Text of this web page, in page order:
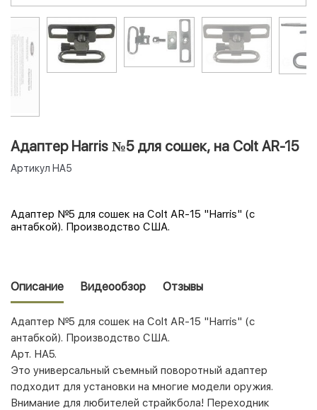
Адаптер Harris №5 для сошек, на Colt AR-15
Артикул HA5
Адаптер №5 для сошек на Colt AR-15 "Harris" (с
антабкой). Производство США.
Описание Видеообзор Отзывы
Адаптер №5 для сошек на Colt AR-15 "Harris" (с
антабкой). Производство США.
Арт. HA5.
Это универсальный съемный поворотный адаптер
подходит для установки на многие модели оружия.
Внимание для любителей страйкбола! Переходник